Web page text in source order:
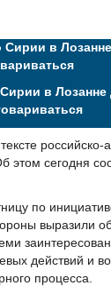
в Лозанне
российско-
этом сегодня
по
выразили
действий и
процесса.